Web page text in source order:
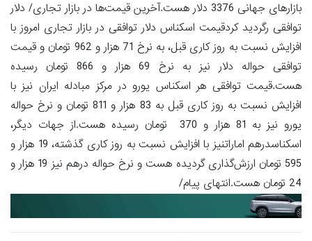
بازارهای جهانی 3376 دلار هست.آخرین قیمت‌ها در بازار تجاری/ دلار
توافقی رگردید کردقیمت اسکناس دلار توافقی در بازار تجاری امروز با
افزایش نسبت به روز کاری قبل، به نرخ 71 هزار و 962 تومان و قیمت
توافقی حواله دلار نیز به نرخ 69 هزار و 866 تومان رسیده
هست.قیمت توافقی هر اسکناس یورو در مرکز مبادله ایران نیز با
افزایش نسبت به روز کاری قبل به 83 هزار و 811 تومان و نرخ حواله
یورو نیز به 81 هزار و 370 تومان رسیده هست.از جهات دیگر،
اسکناسدرهم اماراتنیز با افزایش نسبت به روز کاری گذشته، 19 هزار و
595 تومان ارزش‌گذاری گردیده هست و نرخ حواله درهم نیز 19 هزار و
24 تومان هست.انتهای پیام/